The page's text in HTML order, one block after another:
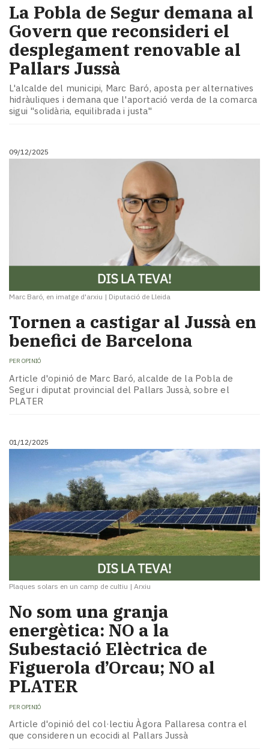
La Pobla de Segur demana al
Govern que reconsideri el
desplegament renovable al
Pallars Jussà
L'alcalde del municipi, Marc Baró, aposta per alternatives
hidràuliques i demana que l'aportació verda de la comarca
sigui "solidària, equilibrada i justa"
09/12/2025
Marc Baró, en imatge d'arxiu | Diputació de Lleida
Tornen a castigar al Jussà en
benefici de Barcelona
PER OPINIÓ
Article d'opinió de Marc Baró, alcalde de la Pobla de
Segur i diputat provincial del Pallars Jussà, sobre el
PLATER
01/12/2025
Plaques solars en un camp de cultiu | Arxiu
No som una granja
energètica: NO a la
Subestació Elèctrica de
Figuerola d’Orcau; NO al
PLATER
PER OPINIÓ
Article d'opinió del col·lectiu Àgora Pallaresa contra el
que consideren un ecocidi al Pallars Jussà